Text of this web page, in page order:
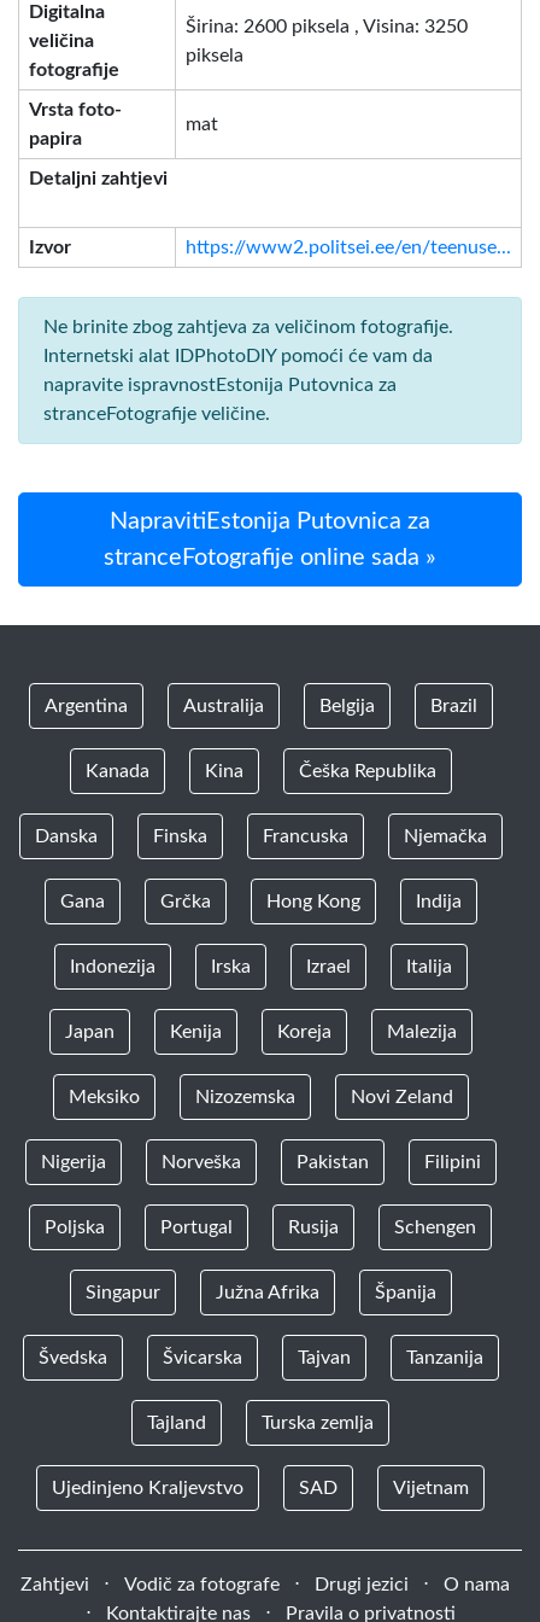
Digitalna
veličina
fotografije
Širina: 2600 piksela , Visina: 3250
piksela
Vrsta foto-
papira
mat
Detaljni zahtjevi
Izvor https://www2.politsei.ee/en/teenuse...
Ne brinite zbog zahtjeva za veličinom fotografije.
Internetski alat IDPhotoDIY pomoći će vam da
napravite ispravnostEstonija Putovnica za
stranceFotografije veličine.
NapravitiEstonija Putovnica za
stranceFotografije online sada »
Argentina Australija Belgija Brazil
Kanada Kina Češka Republika
Danska Finska Francuska Njemačka
Gana Grčka Hong Kong Indija
Indonezija Irska Izrael Italija
Japan Kenija Koreja Malezija
Meksiko Nizozemska Novi Zeland
Nigerija Norveška Pakistan Filipini
Poljska Portugal Rusija Schengen
Singapur Južna Afrika Španija
Švedska Švicarska Tajvan Tanzanija
Tajland Turska zemlja
Ujedinjeno Kraljevstvo SAD Vijetnam
Zahtjevi ⋅ Vodič za fotografe ⋅ Drugi jezici ⋅
O nama
⋅
Kontaktirajte nas ⋅ Pravila o privatnosti